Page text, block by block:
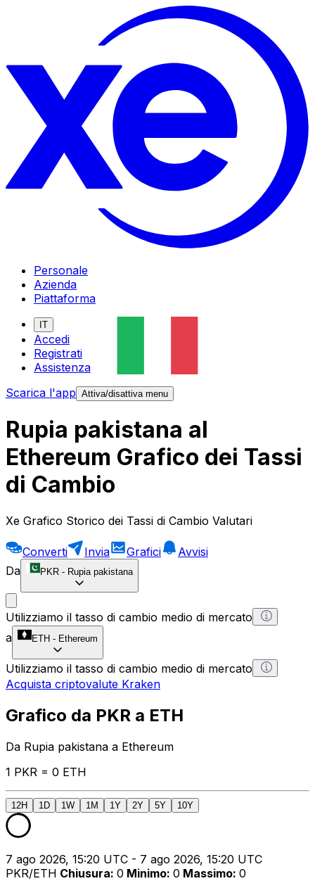
Personale
Azienda
Piattaforma
IT
Accedi
Registrati
Assistenza
Scarica l'app Attiva/disattiva menu
Rupia pakistana al
Ethereum Grafico dei Tassi
di Cambio
Xe Grafico Storico dei Tassi di Cambio Valutari
Converti Invia Grafici
Avvisi
Da
PKR - Rupia pakistana
Utilizziamo il tasso di cambio medio di mercato
a
ETH - Ethereum
Utilizziamo il tasso di cambio medio di mercato
Acquista criptovalute Kraken
Grafico da PKR a ETH
Da Rupia pakistana a Ethereum
1 PKR = 0 ETH
12H 1D 1W 1M 1Y 2Y 5Y 10Y
7 ago 2026, 15:20 UTC - 7 ago 2026, 15:20 UTC
PKR/ETH Chiusura: 0 Minimo: 0 Massimo: 0